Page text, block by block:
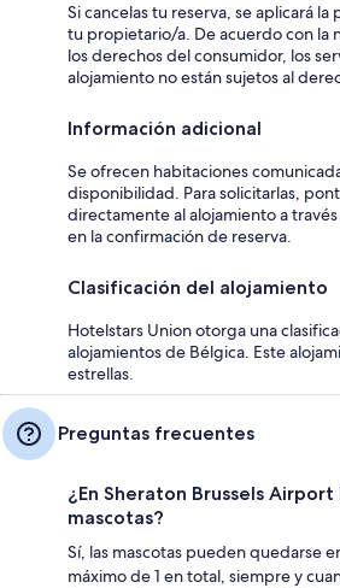
Si cancelas tu reserva, se aplicará
tu propietario/a. De acuerdo con la
los derechos del consumidor, los
alojamiento no están sujetos al
Información adicional
Se ofrecen habitaciones
disponibilidad. Para solicitarlas,
directamente al alojamiento a
en la confirmación de reserva.
Clasificación del alojamiento
Hotelstars Union otorga una
alojamientos de Bélgica. Este
estrellas.
Preguntas frecuentes
¿En Sheraton Brussels
mascotas?
Sí, las mascotas pueden quedarse
máximo de 1 en total, siempre y